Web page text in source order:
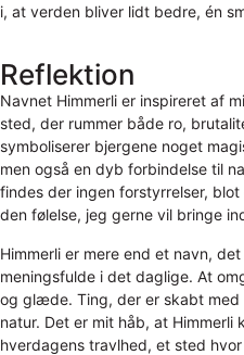
i, at verden bliver lidt bedre, én
Reflektion
Navnet Himmerli er inspireret af
sted, der rummer både ro,
symboliserer bjergene noget
men også en dyb forbindelse til
findes der ingen forstyrrelser,
den følelse, jeg gerne vil bringe
Himmerli er mere end et navn,
meningsfulde i det daglige. At
og glæde. Ting, der er skabt
natur. Det er mit håb, at
hverdagens travlhed, et sted